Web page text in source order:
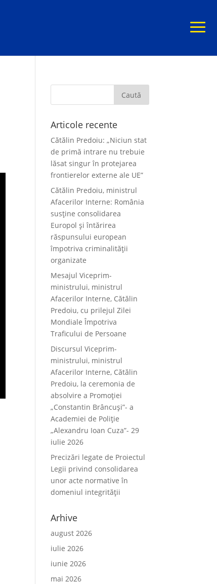
Articole recente
Cătălin Predoiu: „Niciun stat
de primă intrare nu trebuie
lăsat singur în protejarea
frontierelor externe ale UE”
Cătălin Predoiu, ministrul
Afacerilor Interne: România
susține consolidarea
Europol și întărirea
răspunsului european
împotriva criminalității
organizate
Mesajul Viceprim-
ministrului, ministrul
Afacerilor Interne, Cătălin
Predoiu, cu prilejul Zilei
Mondiale Împotriva
Traficului de Persoane
Discursul Viceprim-
ministrului, ministrul
Afacerilor Interne, Cătălin
Predoiu, la ceremonia de
absolvire a Promoției
„Constantin Brâncuși”- a
Academiei de Poliție
„Alexandru Ioan Cuza”- 29
iulie 2026
Precizări legate de Proiectul
Legii privind consolidarea
unor acte normative în
domeniul integrității
Arhive
august 2026
iulie 2026
iunie 2026
mai 2026